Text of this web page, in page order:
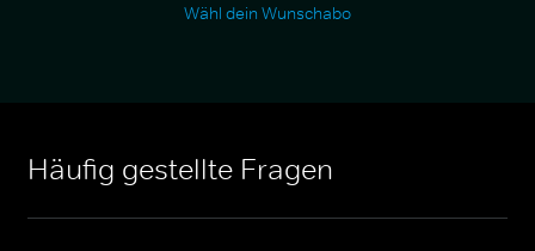
Wähl dein Wunschabo
Häufig gestellte Fragen